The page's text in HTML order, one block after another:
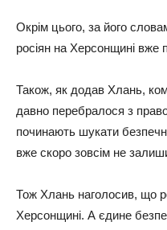
Окрім цього, за його
росіян на Херсонщині вже
Також, як додав Хлань,
давно перебралося з
починають шукати
вже скоро зовсім не
Тож Хлань наголосив, що
Херсонщині. А єдине